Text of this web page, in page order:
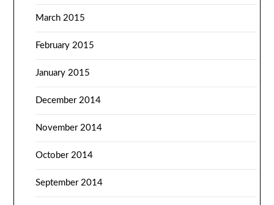
March 2015
February 2015
January 2015
December 2014
November 2014
October 2014
September 2014